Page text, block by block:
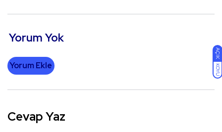
AÇIK
KOYU
Yorum Yok
Yorum Ekle
Cevap Yaz